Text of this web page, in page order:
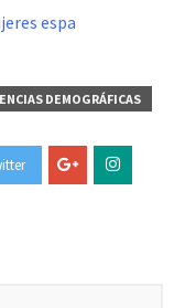
espa
DEMOGRÁFICAS